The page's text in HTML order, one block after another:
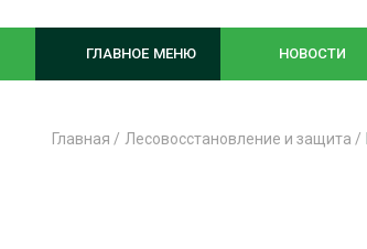
ГЛАВНОЕ МЕНЮ НОВОСТИ
Главная / Лесовосстановление и защита /